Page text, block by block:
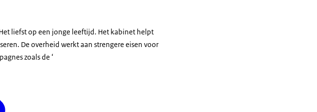
liefst op een jonge leeftijd. Het kabinet helpt
De overheid werkt aan strengere eisen voor
zoals de ‘